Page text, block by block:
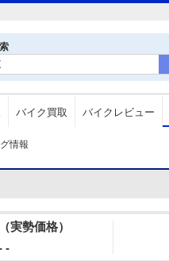
バイク買取 バイクレビュー
情報
実勢価格）
-